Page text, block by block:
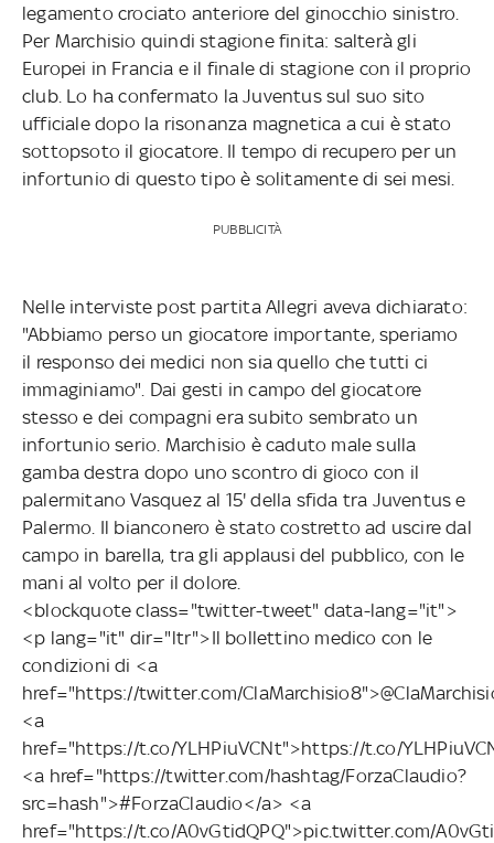
legamento crociato anteriore del ginocchio sinistro.
Per Marchisio quindi stagione finita: salterà gli
Europei in Francia e il finale di stagione con il proprio
club. Lo ha confermato la Juventus sul suo sito
ufficiale dopo la risonanza magnetica a cui è stato
sottopsoto il giocatore. Il tempo di recupero per un
infortunio di questo tipo è solitamente di sei mesi.
PUBBLICITÀ
Nelle interviste post partita Allegri aveva dichiarato:
"Abbiamo perso un giocatore importante, speriamo
il responso dei medici non sia quello che tutti ci
immaginiamo". Dai gesti in campo del giocatore
stesso e dei compagni era subito sembrato un
infortunio serio. Marchisio è caduto male sulla
gamba destra dopo uno scontro di gioco con il
palermitano Vasquez al 15' della sfida tra Juventus e
Palermo. Il bianconero è stato costretto ad uscire dal
campo in barella, tra gli applausi del pubblico, con le
mani al volto per il dolore.
<blockquote class="twitter-tweet" data-lang="it">
<p lang="it" dir="ltr">Il bollettino medico con le
condizioni di <a
href="https://twitter.com/
<a
href="https://t.co/YLHPiuVCNt">https://t.co/
<a href="https://twitter.com/hashtag/ForzaClaudio?
src=hash">#ForzaClaudio</a> <a
href="https://t.co/A0vGtidQPQ">pic.twitter.com/